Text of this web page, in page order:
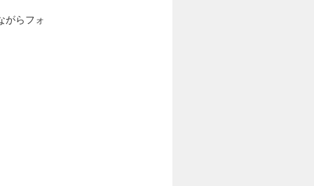
がらフォ